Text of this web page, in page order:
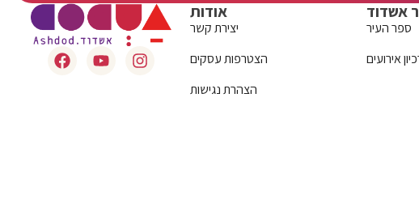
אודות
יצירת קשר
הצטרפות עסקים
הצהרת נגישות
אשדוד
ספר העיר
אירועים